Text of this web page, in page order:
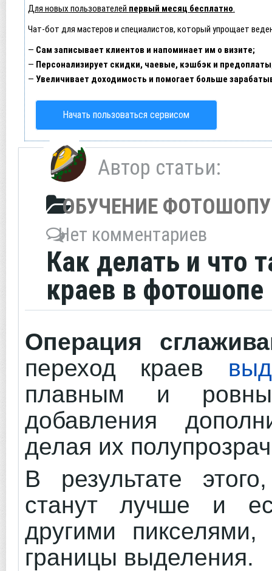
Для новых пользователей первый месяц бесплатно.
Чат-бот для мастеров и специалистов, который упрощает
— Сам записывает клиентов и напоминает им о визите;
— Персонализирует скидки, чаевые, кэшбэк и
— Увеличивает доходимость и помогает больше
Начать пользоваться сервисом
Автор статьи:
ОБУЧЕНИЕ ФОТОШОПУ
Нет комментариев
Как делать и что
краев в фотошопе
Операция
переход краев
плавным и
добавления
делая их
В результате
станут лучше и
другими
границы выделения.